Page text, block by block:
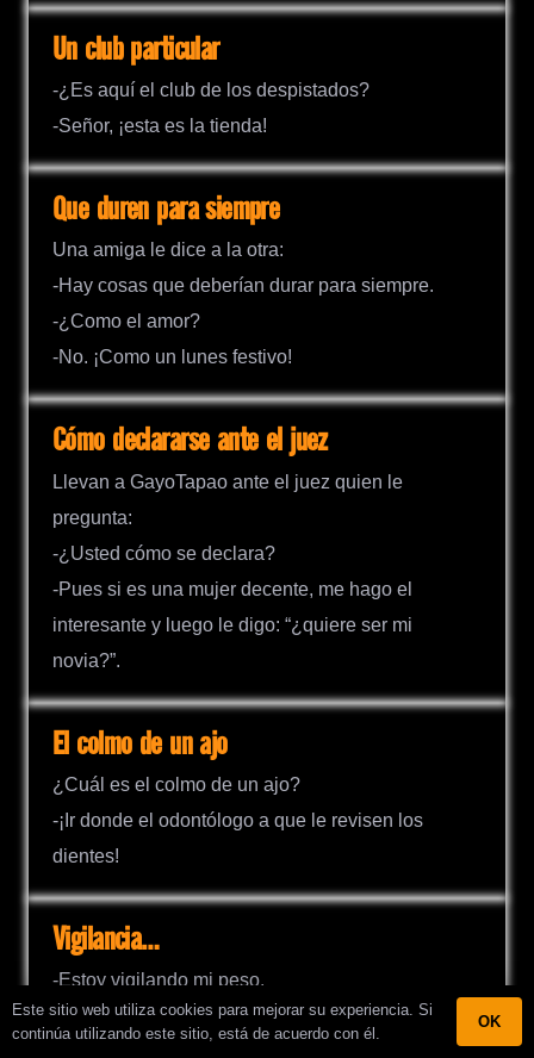
Un club particular
-¿Es aquí el club de los despistados?
-Señor, ¡esta es la tienda!
Que duren para siempre
Una amiga le dice a la otra:
-Hay cosas que deberían durar para siempre.
-¿Como el amor?
-No. ¡Como un lunes festivo!
Cómo declararse ante el juez
Llevan a GayoTapao ante el juez quien le
pregunta:
-¿Usted cómo se declara?
-Pues si es una mujer decente, me hago el
interesante y luego le digo: “¿quiere ser mi
novia?”.
El colmo de un ajo
¿Cuál es el colmo de un ajo?
-¡Ir donde el odontólogo a que le revisen los
dientes!
Vigilancia…
-Estoy vigilando mi peso.
-Pues, ¡pon más guardias!
Este sitio web utiliza cookies para mejorar su experiencia. Si
continúa utilizando este sitio, está de acuerdo con él.
OK